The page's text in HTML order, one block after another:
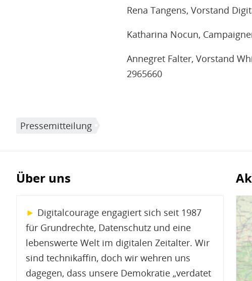
Rena Tangens, Vorstand
Katharina Nocun,
Annegret Falter, Vorstand
2965660
Pressemitteilung
Über uns
► Digitalcourage engagiert sich seit 1987
für Grundrechte, Datenschutz und eine
lebenswerte Welt im digitalen Zeitalter. Wir
sind technikaffin, doch wir wehren uns
dagegen, dass unsere Demokratie „verdatet